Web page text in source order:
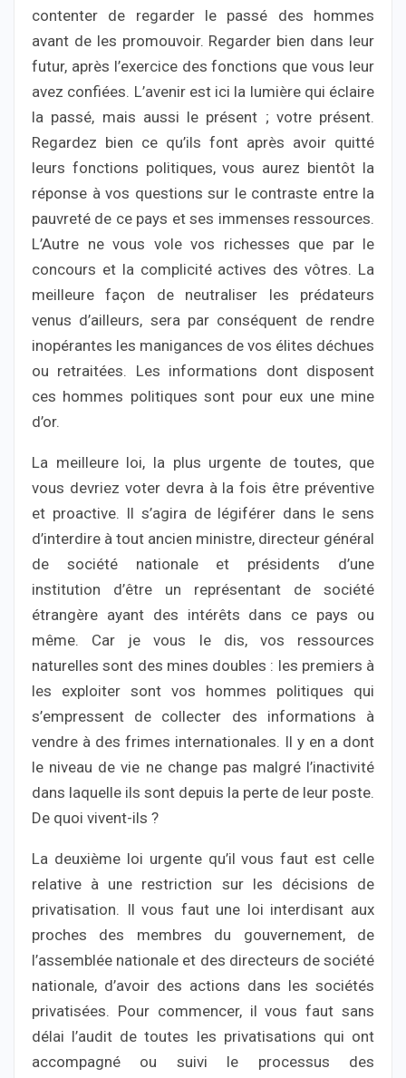
contenter de regarder le passé des hommes
avant de les promouvoir. Regarder bien dans leur
futur, après l’exercice des fonctions que vous leur
avez confiées. L’avenir est ici la lumière qui éclaire
la passé, mais aussi le présent ; votre présent.
Regardez bien ce qu’ils font après avoir quitté
leurs fonctions politiques, vous aurez bientôt la
réponse à vos questions sur le contraste entre la
pauvreté de ce pays et ses immenses ressources.
L’Autre ne vous vole vos richesses que par le
concours et la complicité actives des vôtres. La
meilleure façon de neutraliser les prédateurs
venus d’ailleurs, sera par conséquent de rendre
inopérantes les manigances de vos élites déchues
ou retraitées. Les informations dont disposent
ces hommes politiques sont pour eux une mine
d’or.
La meilleure loi, la plus urgente de toutes, que
vous devriez voter devra à la fois être préventive
et proactive. Il s’agira de légiférer dans le sens
d’interdire à tout ancien ministre, directeur général
de société nationale et présidents d’une
institution d’être un représentant de société
étrangère ayant des intérêts dans ce pays ou
même. Car je vous le dis, vos ressources
naturelles sont des mines doubles : les premiers à
les exploiter sont vos hommes politiques qui
s’empressent de collecter des informations à
vendre à des frimes internationales. Il y en a dont
le niveau de vie ne change pas malgré l’inactivité
dans laquelle ils sont depuis la perte de leur poste.
De quoi vivent-ils ?
La deuxième loi urgente qu’il vous faut est celle
relative à une restriction sur les décisions de
privatisation. Il vous faut une loi interdisant aux
proches des membres du gouvernement, de
l’assemblée nationale et des directeurs de société
nationale, d’avoir des actions dans les sociétés
privatisées. Pour commencer, il vous faut sans
délai l’audit de toutes les privatisations qui ont
accompagné ou suivi le processus des